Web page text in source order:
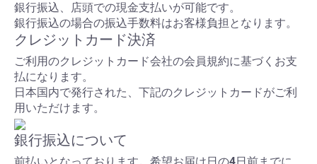
銀行振込、店頭での現金支払いが可能です。
銀行振込の場合の振込手数料はお客様負担となります。
クレジットカード決済
ご利用のクレジットカード会社の会員規約に基づくお支
払になります。
日本国内で発行された、下記のクレジットカードがご利
用いただけます。
銀行振込について